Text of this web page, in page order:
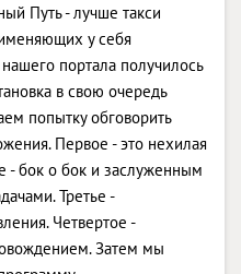
Путь - лучше такси
у себя
портала получилось
в свою очередь
попытку обговорить
Первое - это нехилая
- бок о бок и заслуженным
Третье -
Четвертое -
Затем мы